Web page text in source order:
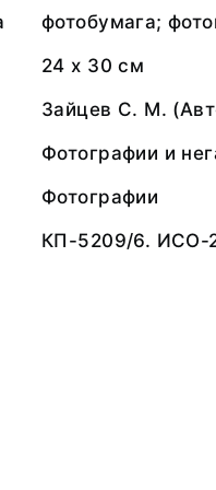
фотобумага;
24 х 30 см
Зайцев С. М.
Фотографии и
Фотографии
КП-5209/6. ИСО-